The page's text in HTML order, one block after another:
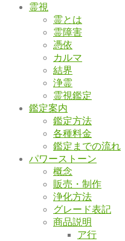
霊視
霊とは
霊障害
憑依
カルマ
結界
浄霊
霊視鑑定
鑑定案内
鑑定方法
各種料金
鑑定までの流れ
パワーストーン
概念
販売・制作
浄化方法
グレード表記
商品説明
ア行